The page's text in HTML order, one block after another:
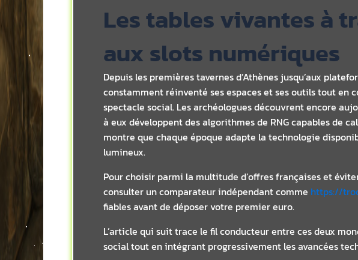
Les tables vivantes à
aux slots numériques
Depuis les premières tavernes d’Athènes jusqu’aux
constamment réinventé ses espaces et ses outils tout
spectacle social. Les archéologues découvrent encore
à eux développent des algorithmes de RNG capables de
montre que chaque époque adapte la technologie
lumineux.
Pour choisir parmi la multitude d’offres françaises et
consulter un comparateur indépendant comme https://
fiables avant de déposer votre premier euro.
L’article qui suit trace le fil conducteur entre ces deux
social tout en intégrant progressivement les avancées